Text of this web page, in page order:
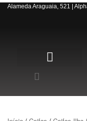
Alameda Araguaia, 521 |